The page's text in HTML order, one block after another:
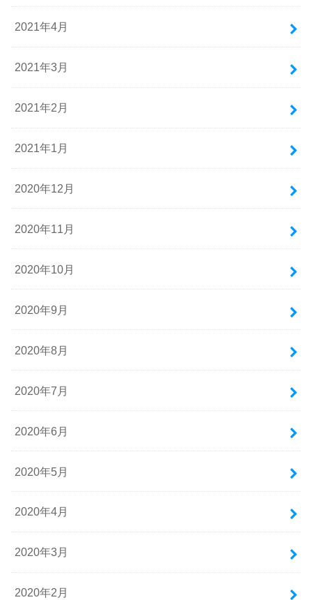
2021年4月
2021年3月
2021年2月
2021年1月
2020年12月
2020年11月
2020年10月
2020年9月
2020年8月
2020年7月
2020年6月
2020年5月
2020年4月
2020年3月
2020年2月